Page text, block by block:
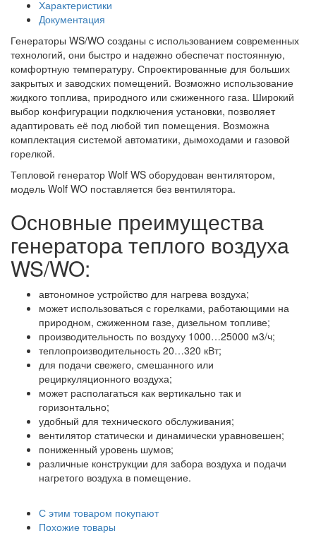
Характеристики
Документация
Генераторы WS/WO созданы с использованием современных
технологий, они быстро и надежно обеспечат постоянную,
комфортную температуру. Спроектированные для больших
закрытых и заводских помещений. Возможно использование
жидкого топлива, природного или сжиженного газа. Широкий
выбор конфигурации подключения установки, позволяет
адаптировать её под любой тип помещения. Возможна
комплектация системой автоматики, дымоходами и газовой
горелкой.
Тепловой генератор Wolf WS оборудован вентилятором,
модель Wolf WO поставляется без вентилятора.
Основные преимущества
генератора теплого воздуха
WS/WO:
автономное устройство для нагрева воздуха;
может использоваться с горелками, работающими на
природном, сжиженном газе, дизельном топливе;
производительность по воздуху 1000…25000 м3/ч;
теплопроизводительность 20…320 кВт;
для подачи свежего, смешанного или
рециркуляционного воздуха;
может располагаться как вертикально так и
горизонтально;
удобный для технического обслуживания;
вентилятор статически и динамически уравновешен;
пониженный уровень шумов;
различные конструкции для забора воздуха и подачи
нагретого воздуха в помещение.
С этим товаром покупают
Похожие товары